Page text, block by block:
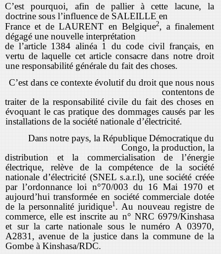
C’est pourquoi, afin de pallier à cette lacune, la
doctrine sous l’influence de SALEILLE en
France et de LAURENT en Belgique2, a finalement
dégagé une nouvelle interprétation
de l’article 1384 alinéa 1 du code civil français, en
vertu de laquelle cet article consacre dans notre droit
une responsabilité générale du fait des choses.
C’est dans ce contexte évolutif du droit que nous nous
contentons de
traiter de la responsabilité civile du fait des choses en
évoquant le cas pratique des dommages causés par les
installations de la société nationale d’électricité.
Dans notre pays, la République Démocratique du
Congo, la production, la
distribution et la commercialisation de l’énergie
électrique, relève de la compétence de la société
nationale d’électricité (SNEL s.a.r.l), une société créée
par l’ordonnance loi n°70/003 du 16 Mai 1970 et
aujourd’hui transformée en société commerciale dotée
de la personnalité juridique1. Au nouveau registre de
commerce, elle est inscrite au n° NRC 6979/Kinshasa
et sur la carte nationale sous le numéro A 03970,
A2831, avenue de la justice dans la commune de la
Gombe à Kinshasa/RDC.